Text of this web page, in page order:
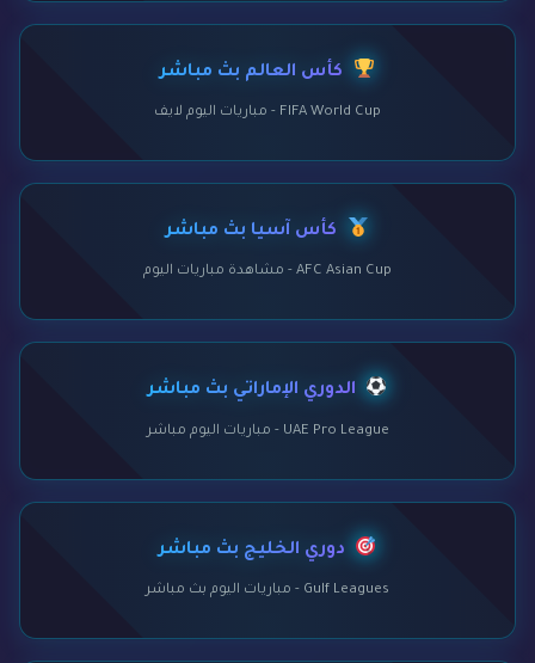
كأس العالم بث مباشر
FIFA World Cup - مباريات اليوم لايف
كأس آسيا بث مباشر
AFC Asian Cup - مشاهدة مباريات اليوم
الدوري الإماراتي بث مباشر
UAE Pro League - مباريات اليوم مباشر
دوري الخليج بث مباشر
Gulf Leagues - مباريات اليوم بث مباشر